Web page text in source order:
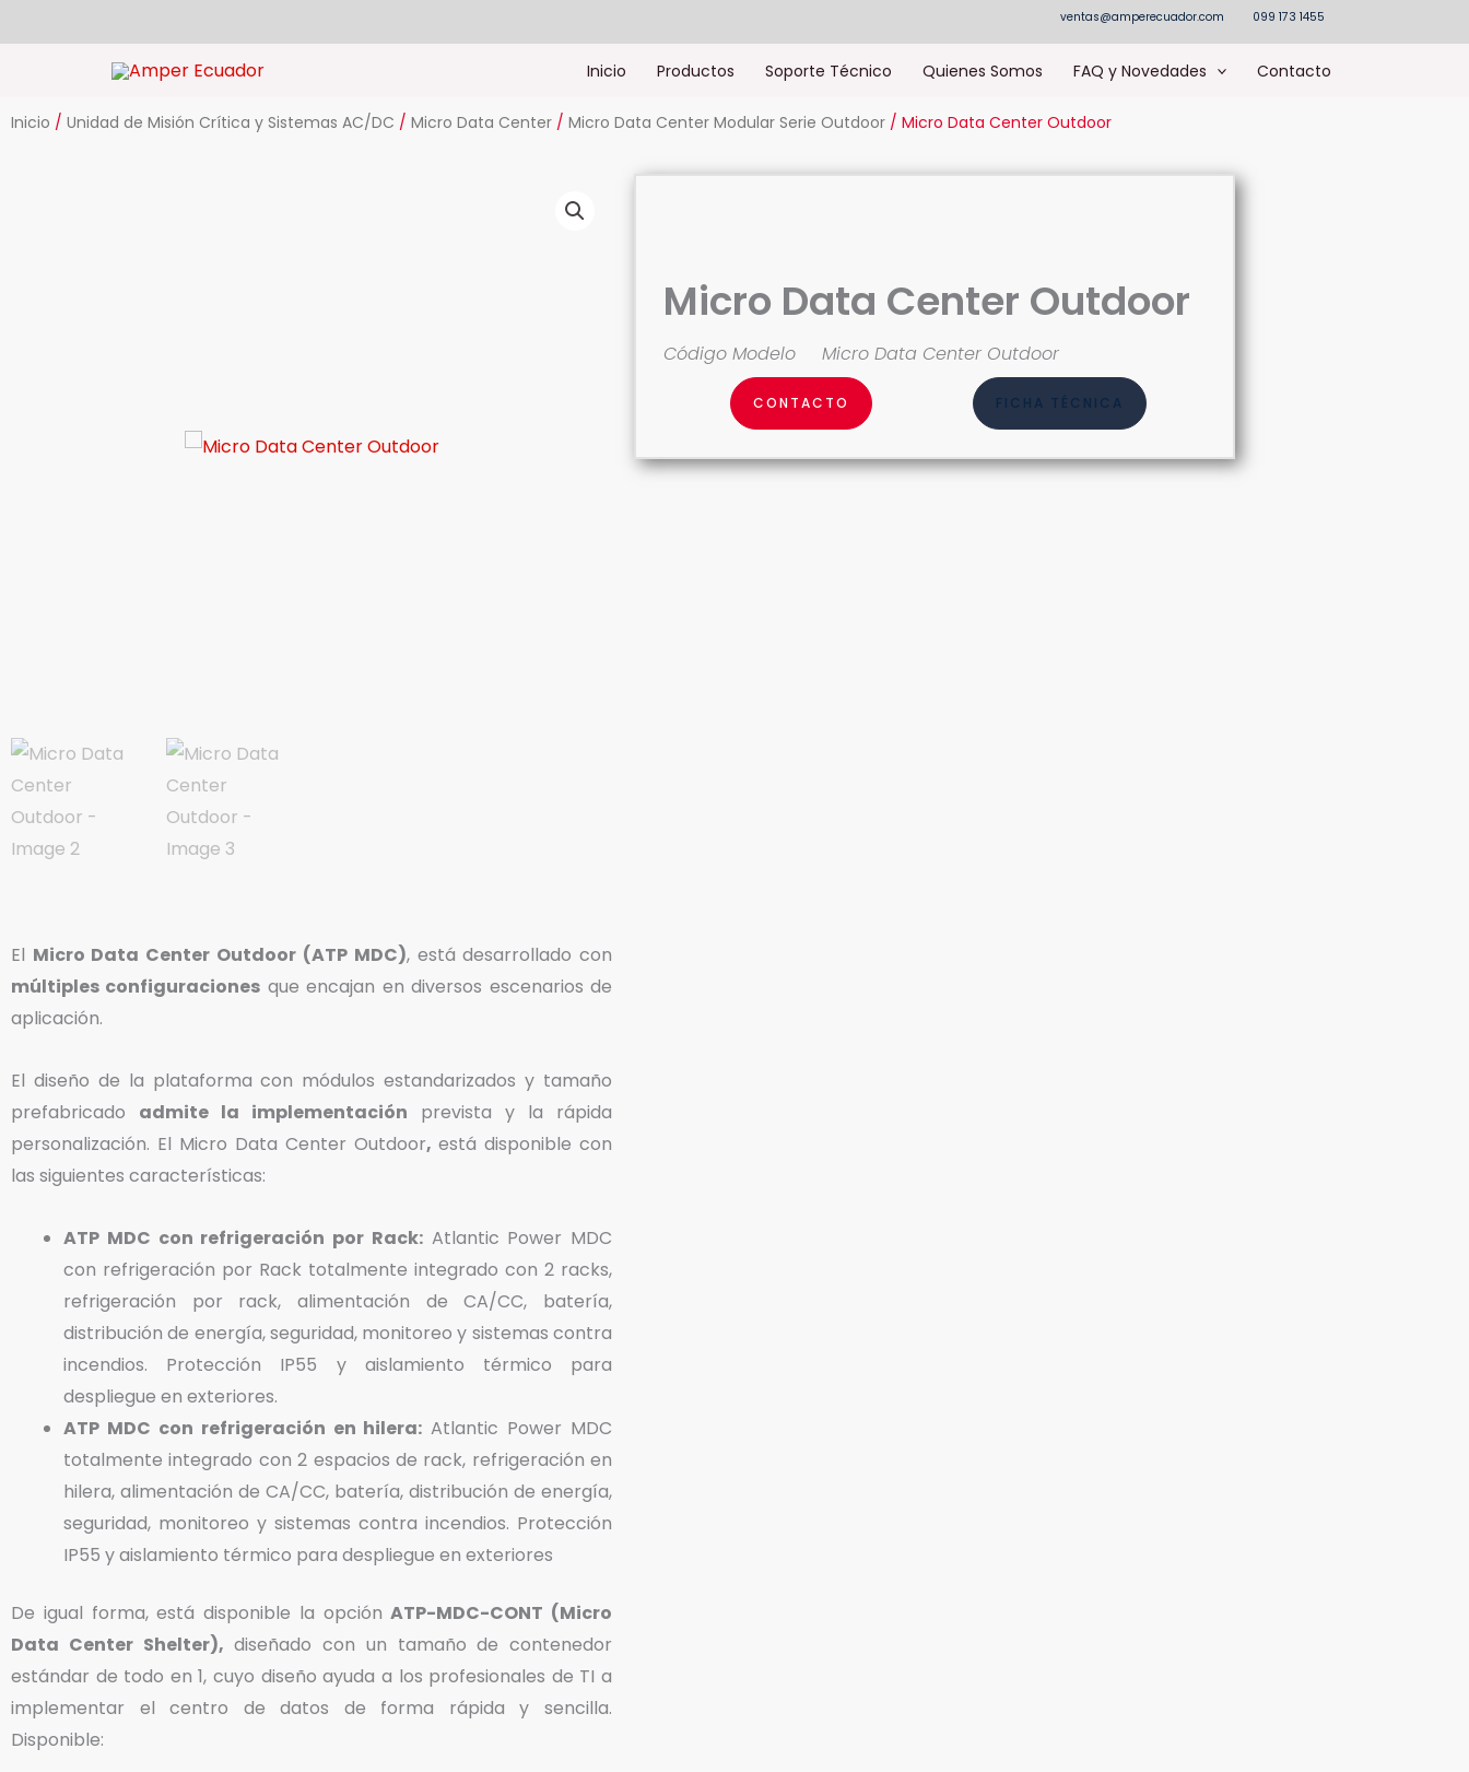
al
ventas@amperecuador.com 099 173 1455
Inicio Productos Soporte Técnico Quienes Somos FAQ y Novedades Contacto
Inicio / Unidad de Misión Crítica y Sistemas AC/DC / Micro Data Center / Micro Data Center Modular Serie Outdoor / Micro Data Center Outdoor
El Micro Data Center Outdoor (ATP MDC), está desarrollado con
múltiples configuraciones que encajan en diversos escenarios de
aplicación.
El diseño de la plataforma con módulos estandarizados y tamaño
prefabricado admite la implementación prevista y la rápida
personalización. El Micro Data Center Outdoor, está disponible con
las siguientes características:
ATP MDC con refrigeración por Rack:Atlantic Power MDC
con refrigeración por Rack totalmente integrado con 2 racks,
refrigeración por rack, alimentación de CA/CC, batería,
distribución de energía, seguridad, monitoreo y sistemas contra
incendios. Protección IP55 y aislamiento térmico para
despliegue en exteriores.
ATP MDC con refrigeración en hilera: Atlantic Power MDC
totalmente integrado con 2 espacios de rack, refrigeración en
hilera, alimentación de CA/CC, batería, distribución de energía,
seguridad, monitoreo y sistemas contra incendios. Protección
IP55 y aislamiento térmico para despliegue en exteriores
De igual forma, está disponible la opciónATP-MDC-CONT (Micro
Data Center Shelter), diseñado con un tamaño de contenedor
estándar de todo en 1, cuyo diseño ayuda a los profesionales de TI a
implementar el centro de datos de forma rápida y sencilla.
Disponible:
Micro Data Center Outdoor
Código Modelo Micro Data Center Outdoor
CONTACTO FICHA TÉCNICA